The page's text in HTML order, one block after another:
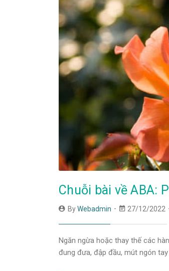
Chuỗi bài về ABA:
ByWebadmin 27/12/2022
Ngăn ngừa hoặc thay thế các
đung đưa, đập đầu, mút ngón